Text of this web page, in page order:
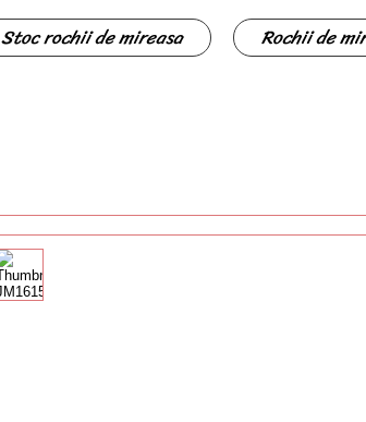
Stoc rochii de mireasa Rochii de